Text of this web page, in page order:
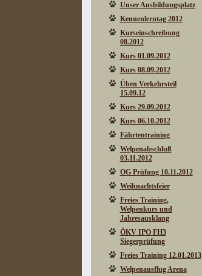
Unser Ausbildungsplatz
Kennenlerntag 2012
Kurseinschreibung
08.2012
Kurs 01.09.2012
Kurs 08.09.2012
Üben Verkehrsteil
15.09.12
Kurs 29.09.2012
Kurs 06.10.2012
Fährtentraining
Welpenabschluß
03.11.2012
OG Prüfung 10.11.2012
Weihnachtsfeier
Freies Training,
Welpenkurs und
Jahresausklang
ÖKV IPO FH3
Siegerprüfung
Freies Training 12.01.2013
Welpenausflug Arena